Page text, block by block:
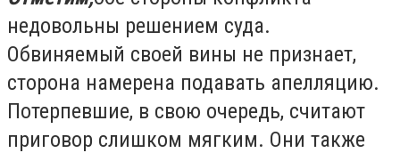
недовольны решением суда.
Обвиняемый своей вины не признает,
сторона намерена подавать апелляцию.
Потерпевшие, в свою очередь, считают
приговор слишком мягким. Они также